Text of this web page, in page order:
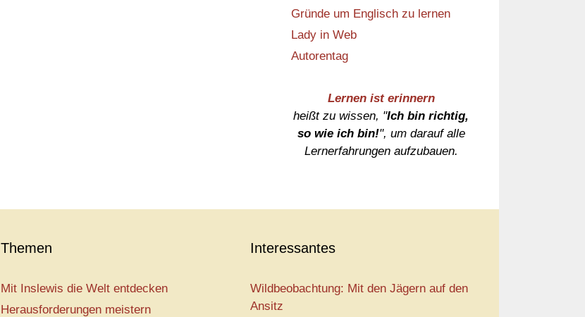
Gründe um Englisch zu lernen
Lady in Web
Autorentag
Lernen ist erinnern
heißt zu wissen, "Ich bin richtig,
so wie ich bin!", um darauf alle
Lernerfahrungen aufzubauen.
Themen
Mit Inslewis die Welt entdecken
Herausforderungen meistern
Interessantes
Wildbeobachtung: Mit den Jägern auf den
Ansitz